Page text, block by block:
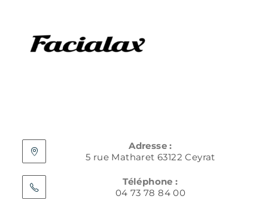
Adresse :
5 rue Matharet 63122 Ceyrat
Téléphone :
04 73 78 84 00